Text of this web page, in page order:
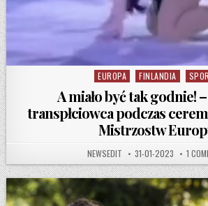
Posted in
EUROPA FINLANDIA
A miało być tak godnie!
transpłciowca podczas
Mistrzostw
AUTHOR:
NEWSEDIT PUBLISHED DATE:
31-01-2023 1